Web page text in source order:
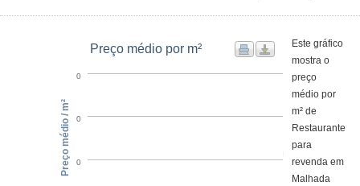
Preço médio por m²
0
0
0
Preço médio / m²
Este gráfico
mostra o
preço
médio por
m² de
Restaurante
para
revenda em
Malhada